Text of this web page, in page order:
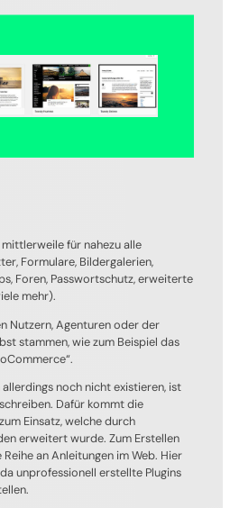
für nahezu alle
Formulare, Bildergalerien,
Foren, Passwortschutz, erweiterte
mehr).
Nutzern, Agenturen oder der
stammen, wie zum Beispiel das
noch nicht existieren, ist
Dafür kommt die
Einsatz, welche durch
erweitert wurde. Zum Erstellen
an Anleitungen im Web. Hier
unprofessionell erstellte Plugins